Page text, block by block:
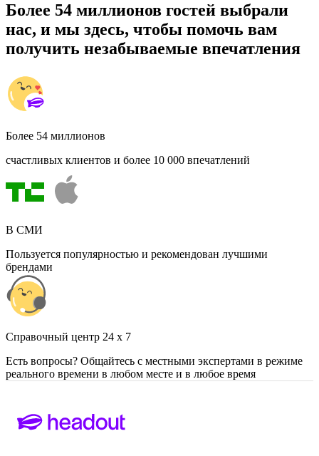
Более 54 миллионов гостей выбрали
нас, и мы здесь, чтобы помочь вам
получить незабываемые впечатления
Более 54 миллионов
счастливых клиентов и более 10 000 впечатлений
В СМИ
Пользуется популярностью и рекомендован лучшими
брендами
Cправочный центр 24 x 7
Есть вопросы? Общайтесь с местными экспертами в режиме
реального времени в любом месте и в любое время